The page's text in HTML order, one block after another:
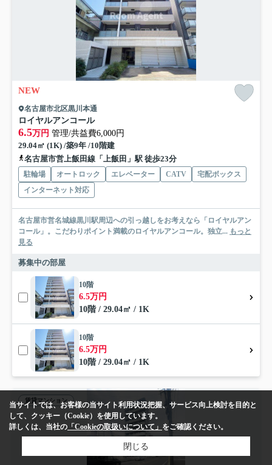
NEW
名古屋市北区黒川本通
ロイヤルアンコール
6.5万円 管理/共益費6,000円
29.04㎡ (1K) /築9年 /10階建
名古屋市営上飯田線「上飯田」駅 徒歩23分
駐輪場 オートロック エレベーター CATV
宅配ボックス
インターネット対応
名古屋市営名城線黒川駅周辺への引っ越しをお考えなら「ロイヤルアン
コール」。こだわりポイント満載のロイヤルアンコール。独立... もっと
見る
募集中の部屋
10階
6.5万円
10階 / 29.04㎡ / 1K
10階
6.5万円
10階 / 29.04㎡ / 1K
賃貸マンション
当サイトでは、お客様の当サイト利用状況把握、サービス向上検討を目的と
して、クッキー（Cookie）を使用しています。
詳しくは、当社の 「Cookieの取扱いについて」 をご確認ください。
閉じる